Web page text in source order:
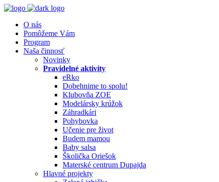
O nás
Pomôžeme Vám
Program
Naša činnosť
Novinky
Pravidelné aktivity
eRko
Dobehnime to spolu!
Klubovňa ZOE
Modelársky krúžok
Záhradkári
Pohybovka
Učenie pre život
Budem mamou
Baby salsa
Školička Oriešok
Materské centrum Dupajda
Hlavné projekty